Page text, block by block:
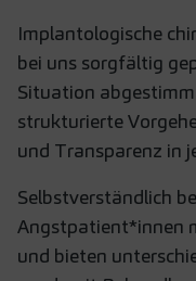
Implantologische
bei uns sorgfältig
Situation
strukturierte
und Transparenz in
Selbstverständlich
Angstpatient*innen
und bieten